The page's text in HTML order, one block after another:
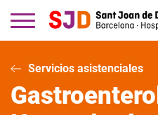
contenido
Servicios asistenciales